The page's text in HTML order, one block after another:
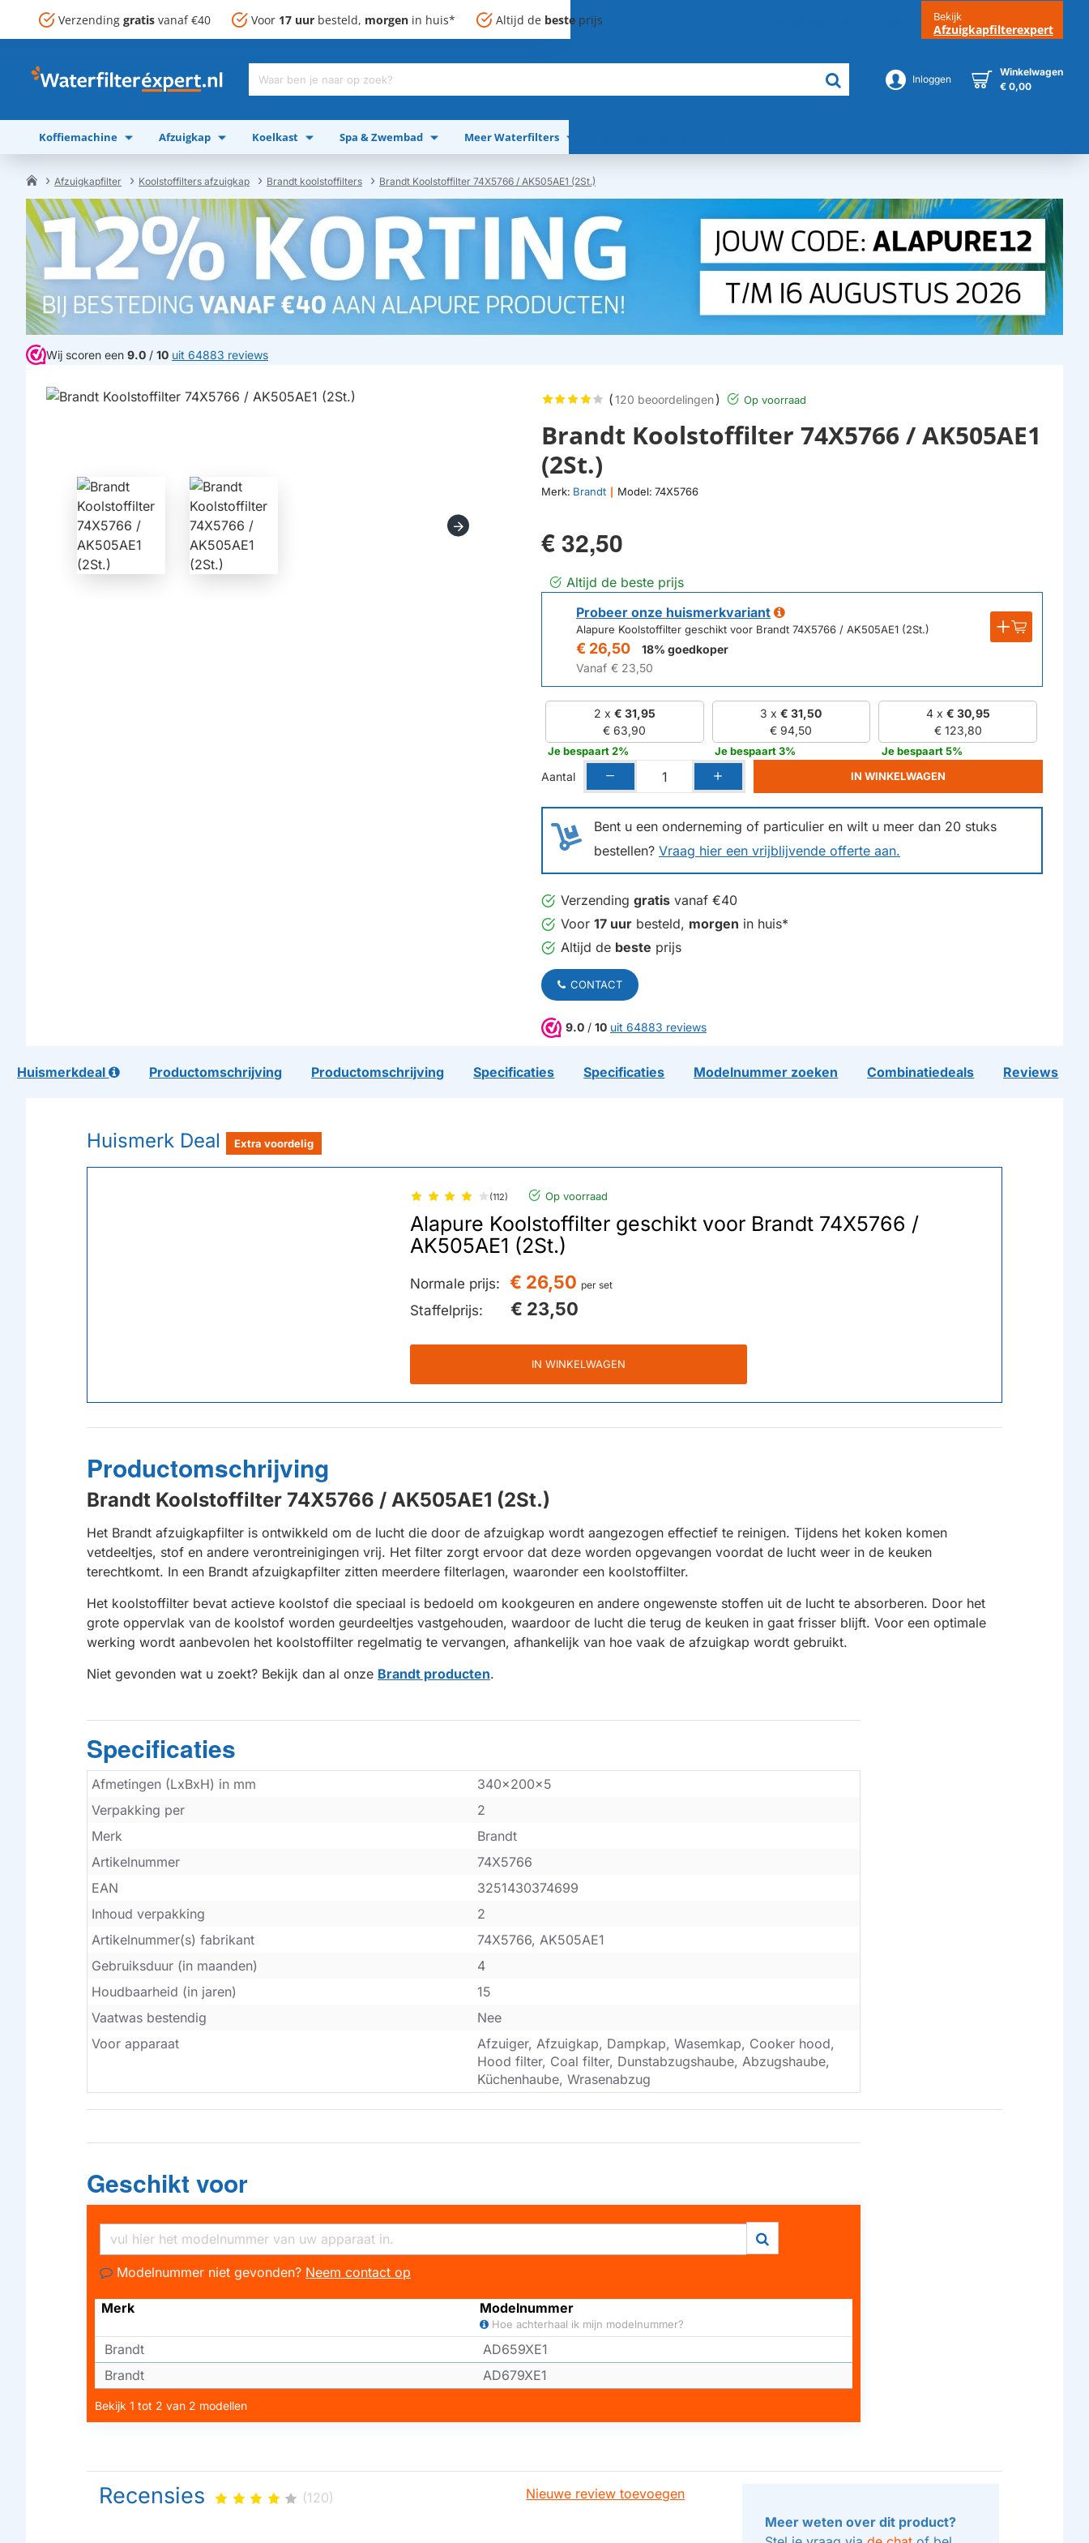
Verzending gratis vanaf €40 Voor 17 uur besteld, morgen in huis* Altijd de beste prijs Bekijk
Afzuigkapfilterexpert
Waar
je
naar
op
Inloggen
Winkelwagen
€ 0,00
Koffiemachine Afzuigkap Koelkast Spa & Zwembad Meer Waterfilters
Afzuigkapfilter Koolstoffilters afzuigkap Brandt koolstoffilters Brandt Koolstoffilter 74X5766 / AK505AE1 (2St.)
Wij scoren een 9.0 / 10 uit 64883 reviews
Brandt Koolstoffilter 74X5766 / AK505AE1
(2St.)
Merk: Brandt Model: 74X5766
(120 beoordelingen) Op voorraad
€ 32,50
Altijd de beste prijs
Probeer onze huismerkvariant
Alapure Koolstoffilter geschikt voor Brandt 74X5766 / AK505AE1 (2St.)
€ 26,50
18% goedkoper
Vanaf € 23,50
2 x € 31,95
€ 63,90
Je bespaart 2%
3 x€ 31,50
€ 94,50
Je bespaart 3%
4 x € 30,95
€ 123,80
Je bespaart 5%
Bent u een onderneming of particulier en wilt u meer dan 20 stuks
bestellen? Vraag hier een vrijblijvende offerte aan.
Aantal IN WINKELWAGEN
Verzending gratis vanaf €40
Voor 17 uur besteld, morgen in huis*
Altijd de beste prijs
CONTACT
9.0 / 10 uit 64883 reviews
Huismerkdeal Productomschrijving Productomschrijving Specificaties Specificaties Modelnummer zoeken Combinatiedeals Reviews
Huismerk Deal Extra voordelig
(112) Op voorraad
Alapure Koolstoffilter geschikt voor Brandt 74X5766 /
AK505AE1 (2St.)
Normale prijs: € 26,50 per set
Staffelprijs: € 23,50
IN WINKELWAGEN
Productomschrijving
Brandt Koolstoffilter 74X5766 / AK505AE1 (2St.)
Het Brandt afzuigkapfilter is ontwikkeld om de lucht die door de afzuigkap wordt aangezogen effectief te reinigen. Tijdens het koken komen
vetdeeltjes, stof en andere verontreinigingen vrij. Het filter zorgt ervoor dat deze worden opgevangen voordat de lucht weer in de keuken
terechtkomt. In een Brandt afzuigkapfilter zitten meerdere filterlagen, waaronder een koolstoffilter.
Het koolstoffilter bevat actieve koolstof die speciaal is bedoeld om kookgeuren en andere ongewenste stoffen uit de lucht te absorberen. Door het
grote oppervlak van de koolstof worden geurdeeltjes vastgehouden, waardoor de lucht die terug de keuken in gaat frisser blijft. Voor een optimale
werking wordt aanbevolen het koolstoffilter regelmatig te vervangen, afhankelijk van hoe vaak de afzuigkap wordt gebruikt.
Niet gevonden wat u zoekt? Bekijk dan al onze Brandt producten.
Specificaties
Afmetingen (LxBxH) in mm
340x200x5
Verpakking per
2
Merk
Brandt
Artikelnummer
74X5766
EAN
3251430374699
Inhoud verpakking
2
Artikelnummer(s) fabrikant
74X5766, AK505AE1
Gebruiksduur (in maanden)
4
Houdbaarheid (in jaren)
15
Vaatwas bestendig
Nee
Voor apparaat
Afzuiger, Afzuigkap, Dampkap, Wasemkap, Cooker hood,
Hood filter, Coal filter, Dunstabzugshaube, Abzugshaube,
Küchenhaube, Wrasenabzug
Geschikt voor
Modelnummer niet gevonden? Neem contact op
Merk Modelnummer
Hoe achterhaal ik mijn modelnummer?
Brandt
AD659XE1
Brandt
AD679XE1
Bekijk 1 tot 2 van 2 modellen
Recensies (120)
Nieuwe review toevoegen
Meer weten over dit product?